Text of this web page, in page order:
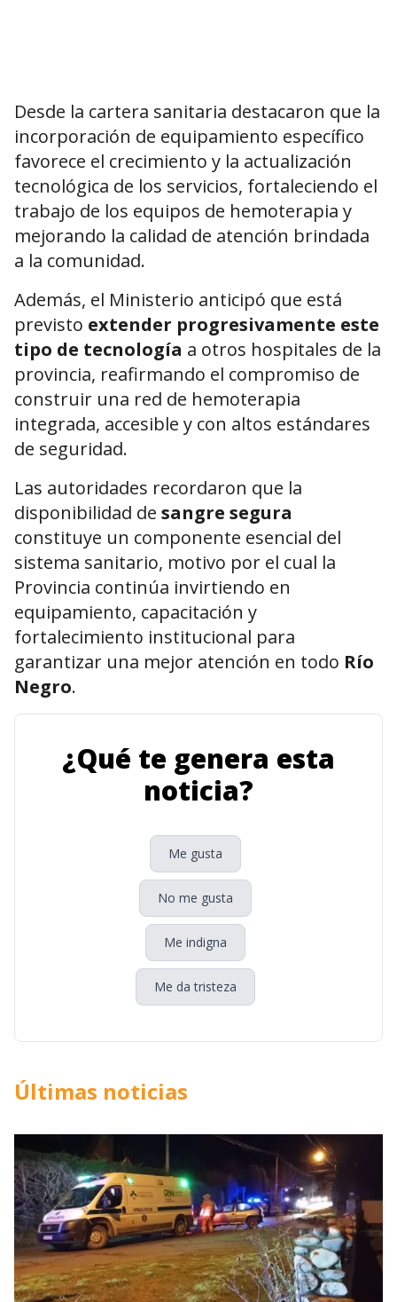
Desde la cartera sanitaria destacaron que la
incorporación de equipamiento específico
favorece el crecimiento y la actualización
tecnológica de los servicios, fortaleciendo el
trabajo de los equipos de hemoterapia y
mejorando la calidad de atención brindada
a la comunidad.
Además, el Ministerio anticipó que está
previsto extender progresivamente este
tipo de tecnología a otros hospitales de la
provincia, reafirmando el compromiso de
construir una red de hemoterapia
integrada, accesible y con altos estándares
de seguridad.
Las autoridades recordaron que la
disponibilidad de sangre segura
constituye un componente esencial del
sistema sanitario, motivo por el cual la
Provincia continúa invirtiendo en
equipamiento, capacitación y
fortalecimiento institucional para
garantizar una mejor atención en todo Río
Negro.
¿Qué te genera esta
noticia?
Me gusta
No me gusta
Me indigna
Me da tristeza
Últimas noticias